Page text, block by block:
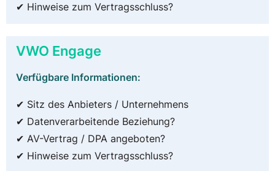
✔ Hinweise zum Vertragsschluss?
VWO Engage
Verfügbare Informationen:
✔ Sitz des Anbieters / Unternehmens
✔ Datenverarbeitende Beziehung?
✔ AV-Vertrag / DPA angeboten?
✔ Hinweise zum Vertragsschluss?